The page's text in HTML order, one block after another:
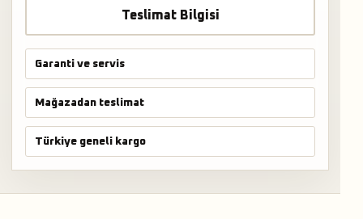
Teslimat Bilgisi
Garanti ve servis
Mağazadan teslimat
Türkiye geneli kargo